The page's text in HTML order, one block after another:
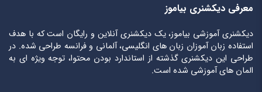
معرفی دیکشنری بیاموز
دیکشنری آموزشی بیاموز، یک دیکشنری آنلاین و رایگان است که با هدف
استفاده زبان آموزان زبان های انگلیسی، آلمانی و فرانسه طراحی شده. در
طراحی این دیکشنری گذشته از استاندارد بودن محتوا، توجه ویژه ای به
المان های آموزشی شده است.